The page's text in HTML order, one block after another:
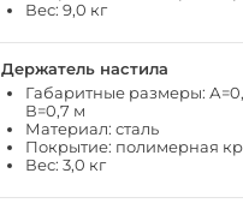
Вес: 9,0 кг
Держатель настила
Габаритные размеры:
В=0,7 м
Материал: сталь
Покрытие: полимерная
Вес: 3,0 кг